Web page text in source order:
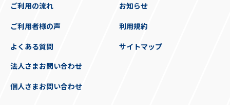
ご利用の流れ
ご利用者様の声
よくある質問
お知らせ
利用規約
サイトマップ
法人さまお問い合わせ
個人さまお問い合わせ